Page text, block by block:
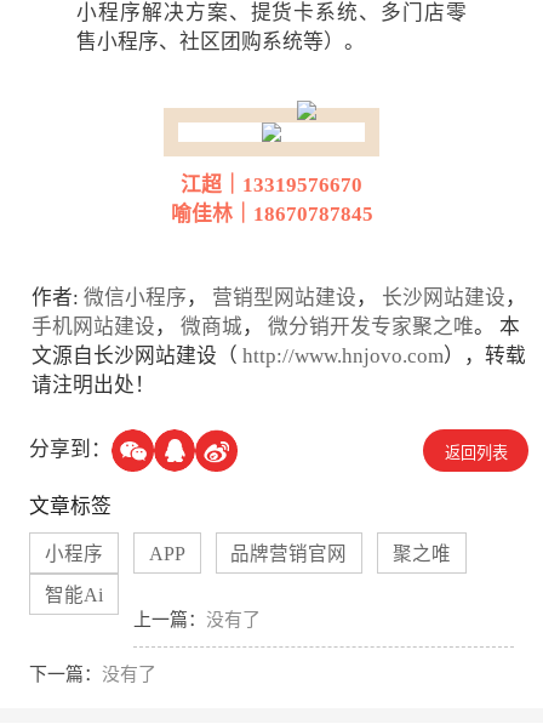
小程序解决方案、提货卡系统、多门店零
售小程序、社区团购系统等）。
江超｜13319576670
喻佳林｜18670787845
作者:微信小程序 ， 营销型网站建设 ， 长沙网站建设 ，
手机网站建设 ，微商城 ，微分销开发专家聚之唯。 本
文源自长沙网站建设（http://www.hnjovo.com），转载
请注明出处！
分享到： 返回列表
文章标签
小程序 APP 品牌营销官网 聚之唯
智能Ai
上一篇： 没有了
下一篇： 没有了